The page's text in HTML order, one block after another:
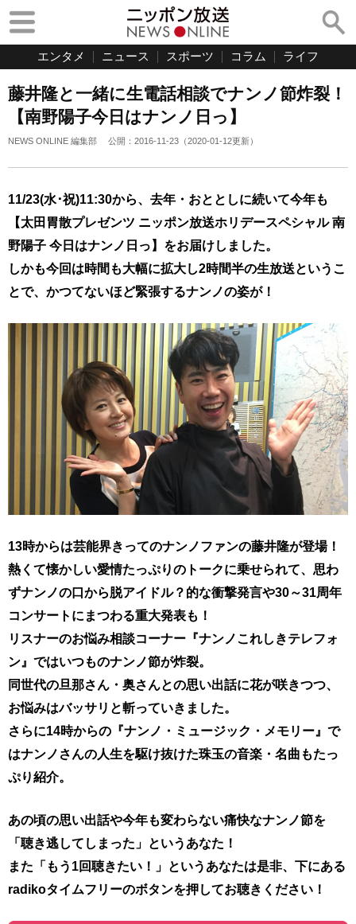
エンタメ ニュース スポーツ コラム ライフ
藤井隆と一緒に生電話相談でナンノ節炸裂！
【南野陽子今日はナンノ日っ】
NEWS ONLINE 編集部 公開： 2016-11-23 （2020-01-12更新）
11/23(水･祝)11:30から、去年・おととしに続いて今年も
【太田胃散プレゼンツ ニッポン放送ホリデースペシャル 南
野陽子 今日はナンノ日っ】をお届けしました。
しかも今回は時間も大幅に拡大し2時間半の生放送というこ
とで、かつてないほど緊張するナンノの姿が！
13時からは芸能界きってのナンノファンの藤井隆が登場！
熱くて懐かしい愛情たっぷりのトークに乗せられて、思わ
ずナンノの口から脱アイドル？的な衝撃発言や30～31周年
コンサートにまつわる重大発表も！
リスナーのお悩み相談コーナー『ナンノこれしきテレフォ
ン』ではいつものナンノ節が炸裂。
同世代の旦那さん・奥さんとの思い出話に花が咲きつつ、
お悩みはバッサリと斬っていきました。
さらに14時からの『ナンノ・ミュージック・メモリー』で
はナンノさんの人生を駆け抜けた珠玉の音楽・名曲もたっ
ぷり紹介。
あの頃の思い出話や今年も変わらない痛快なナンノ節を
「聴き逃してしまった」というあなた！
また「もう1回聴きたい！」というあなたは是非、下にある
radikoタイムフリーのボタンを押してお聴きください！